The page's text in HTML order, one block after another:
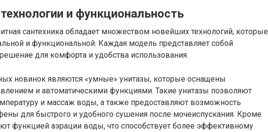
и функциональность
сантехника обладает множеством новейших технологий, которые
и функциональной. Каждая модель представляет собой
для комфорта и удобства использования.
новинок являются «умные» унитазы, которые оснащены
и автоматическими функциями. Такие унитазы позволяют
и массаж воды, а также предоставляют возможность
для быстрого и удобного сушения после мочеиспускания. Кроме
функцией аэрации воды, что способствует более эффективному